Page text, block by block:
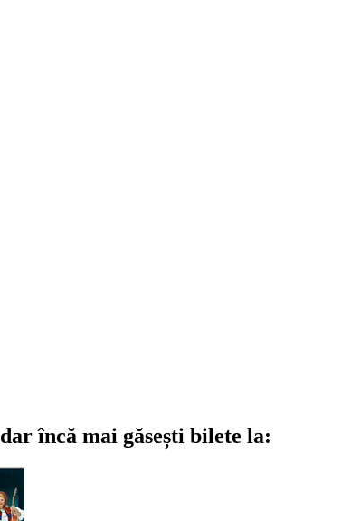
dar încă mai găsești bilete la: